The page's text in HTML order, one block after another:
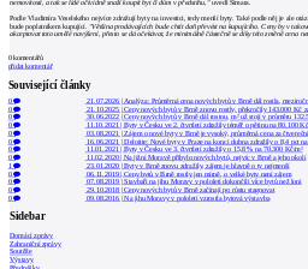
nemovitosti, a tak se lidé očividně snaží koupit byt či dům v předstihu,"uvedl Šimara.
Podle Vladimíra Veselského nejvíce zdražují byty na investici, tedy menší byty. Také podle něj je ale
bude poplatníkem kupující. "Většina prodávajících bude chtít daň převést na kupujícího. Ceny by v
akceptovat toto umělé navýšení, přesto se dá očekávat, že minimálně částečně se díky této změně cena
0komentářů
přidat komentář
Související články
0 21.07.2026 | Analýza: Průměrná cena nových bytů v Brně dál rostla,
0
21.10.2025 |Ceny nových bytů v Brně znovu rostly, překročily 143.000 Kč
0 30.06.2022 |Ceny nových bytů v Brně dál rostou, m² už stojí v průměru
0 11.10.2021 | Byty v Česku ve 2. čtvrtletí zdražily téměř o pětinu na 80.100
0 03.08.2021 |Zájem o nové byty v Brně je vysoký, průměrná cena za
0 16.06.2021 |Deloitte: Nové byty v Praze na konci dubna zdražily o 8,4 pct
0 11.01.2021| Byty v Česku ve 3. čtvrtletí zdražily o 15,8 % na 70.300 Kč/m²
0 11.02.2020| Na jižní Moravě přibylo nových bytů, nejvíc v Brně a jeho okolí
1 23.01.2020 |Byty v Brně znovu zdražily, zájem je hlavně o ty nejmenší
0 06.11.2019| Ceny bytů v Brně rostly jen mírně, o velké byty není zájem
0 07.08.2019 |Stavbaři na jihu Moravy v pololetí dokončili více bytů než loni
0 29.10.2018 |Ceny nových bytů v Brně začínají po růstu stagnovat
0
09.08.2016 |Na jihu Moravy v pololetí vzrostla bytová výstavba
Sidebar
Domácí zprávy
Zahraniční zprávy
Soutěže
Výstavy